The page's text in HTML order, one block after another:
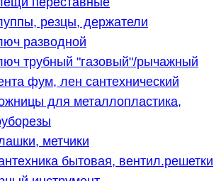
резцы, держатели
разводной
трубный "газовый"/рычажный
фум, лен сантехнический
для металлопластика,
метчики
бытовая, вентил.решетки